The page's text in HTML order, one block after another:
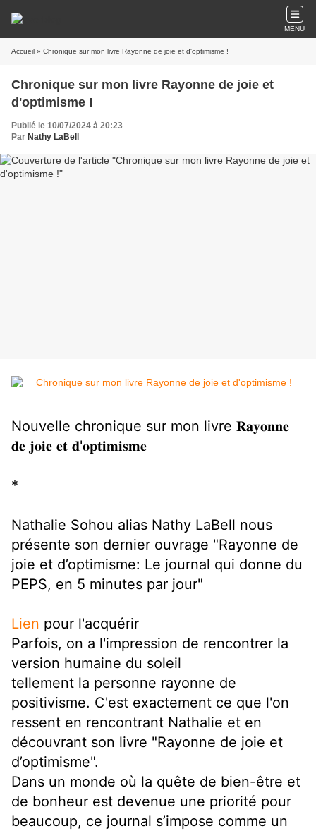
MENU
Accueil » Chronique sur mon livre Rayonne de joie et d'optimisme !
Chronique sur mon livre Rayonne de joie et
d'optimisme !
Publié le 10/07/2024 à 20:23
Par Nathy LaBell
Nouvelle chronique sur mon livre 𝐑𝐚𝐲𝐨𝐧𝐧𝐞
𝐝𝐞 𝐣𝐨𝐢𝐞 𝐞𝐭 𝐝'𝐨𝐩𝐭𝐢𝐦𝐢𝐬𝐦𝐞
*
Nathalie Sohou alias Nathy LaBell nous
présente son dernier ouvrage "Rayonne de
joie et d’optimisme: Le journal qui donne du
PEPS, en 5 minutes par jour"
Lien pour l'acquérir
Parfois, on a l'impression de rencontrer la
version humaine du soleil
tellement la personne rayonne de
positivisme. C'est exactement ce que l'on
ressent en rencontrant Nathalie et en
découvrant son livre "Rayonne de joie et
d’optimisme".
Dans un monde où la quête de bien-être et
de bonheur est devenue une priorité pour
beaucoup, ce journal s’impose comme un